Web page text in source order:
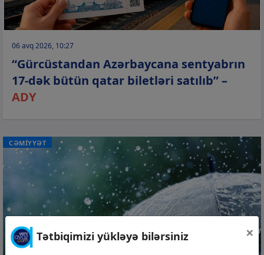
06 avq 2026, 10:27
“Gürcüstandan Azərbaycana sentyabrın
17-dək bütün qatar biletləri satılıb” –
ADY
CƏMİYYƏT
Tətbiqimizi yükləyə bilərsiniz ×